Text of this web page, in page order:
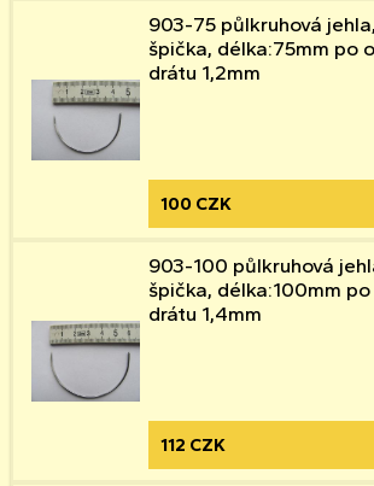
903-75 půlkruhová
špička, délka:75mm po
drátu 1,2mm
100 CZK
903-100 půlkruhová
špička, délka:100mm
drátu 1,4mm
112 CZK